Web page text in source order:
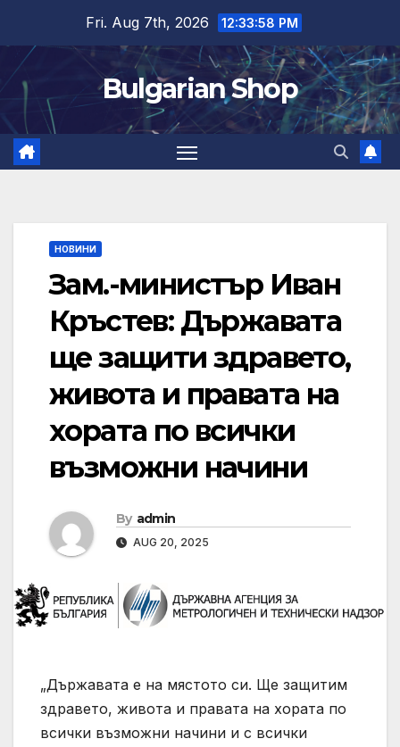
content
Fri. Aug 7th, 2026 12:33:58 PM
Bulgarian Shop
НОВИНИ
Зам.-министър Иван
Кръстев: Държавата
ще защити здравето,
живота и правата на
хората по всички
възможни начини
By admin
AUG 20, 2025
„Държавата е на мястото си. Ще защитим
здравето, живота и правата на хората по
всички възможни начини и с всички